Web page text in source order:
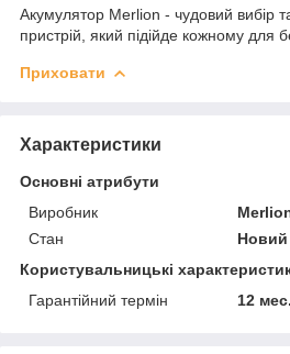
Акумулятор Merlion - чудовий вибір
пристрій, який підійде кожному для
Приховати
Характеристики
Основні атрибути
Виробник
Стан
Новий
Користувальницькі
Гарантійний термін
12 мес.